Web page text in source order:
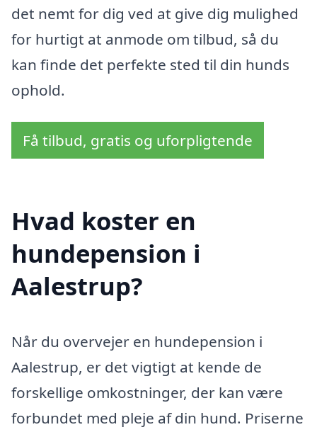
det nemt for dig ved at give dig mulighed
for hurtigt at anmode om tilbud, så du
kan finde det perfekte sted til din hunds
ophold.
Få tilbud, gratis og uforpligtende
Hvad koster en
hundepension i
Aalestrup?
Når du overvejer en hundepension i
Aalestrup, er det vigtigt at kende de
forskellige omkostninger, der kan være
forbundet med pleje af din hund. Priserne